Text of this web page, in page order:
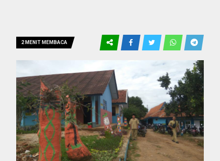
2 MENIT MEMBACA